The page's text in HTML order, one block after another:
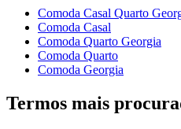
Comoda Casal Quarto
Comoda Casal
Comoda Quarto Georgia
Comoda Quarto
Comoda Georgia
Termos mais